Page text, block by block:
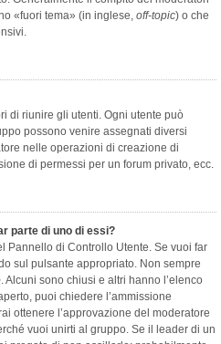
«fuori tema» (in inglese, off-topic) o che
di riunire gli utenti. Ogni utente può
possono venire assegnati diversi
nelle operazioni di creazione di
di permessi per un forum privato, ecc.
parte di uno di essi?
Pannello di Controllo Utente. Se vuoi far
sul pulsante appropriato. Non sempre
. Alcuni sono chiusi e altri hanno l’elenco
puoi chiedere l’ammissione
ottenere l’approvazione del moderatore
vuoi unirti al gruppo. Se il leader di un